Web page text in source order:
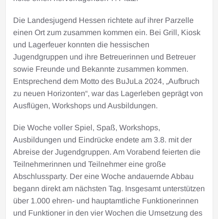
Die Landesjugend Hessen richtete auf ihrer Parzelle
einen Ort zum zusammen kommen ein. Bei Grill, Kiosk
und Lagerfeuer konnten die hessischen
Jugendgruppen und ihre Betreuerinnen und Betreuer
sowie Freunde und Bekannte zusammen kommen.
Entsprechend dem Motto des BuJuLa 2024, „Aufbruch
zu neuen Horizonten“, war das Lagerleben geprägt von
Ausflügen, Workshops und Ausbildungen.
Die Woche voller Spiel, Spaß, Workshops,
Ausbildungen und Eindrücke endete am 3.8. mit der
Abreise der Jugendgruppen. Am Vorabend feierten die
Teilnehmerinnen und Teilnehmer eine große
Abschlussparty. Der eine Woche andauernde Abbau
begann direkt am nächsten Tag. Insgesamt unterstützen
über 1.000 ehren- und hauptamtliche Funktionerinnen
und Funktioner in den vier Wochen die Umsetzung des